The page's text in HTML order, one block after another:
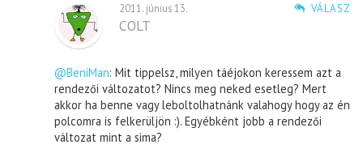
VÁLASZ
2011. június 13.
COLT
@BeniMan: Mit tippelsz, milyen táéjokon keressem azt a
rendezői változatot? Nincs meg neked esetleg? Mert
akkor ha benne vagy leboltolhatnánk valahogy hogy az én
polcomra is felkerüljön :). Egyébként jobb a rendezői
változat mint a sima?